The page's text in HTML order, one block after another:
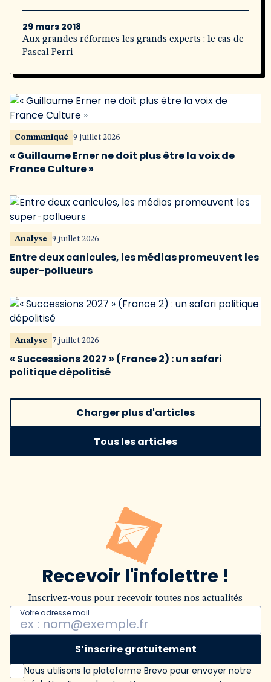
29 mars 2018
Aux grandes réformes les grands experts : le cas de
Pascal Perri
Communiqué 9 juillet 2026
« Guillaume Erner ne doit plus être la voix de
France Culture »
Analyse 9 juillet 2026
Entre deux canicules, les médias promeuvent les
super-pollueurs
Analyse 7 juillet 2026
« Successions 2027 » (France 2) : un safari
politique dépolitisé
Charger plus d'articles
Tous les articles
Recevoir l'infolettre !
Inscrivez-vous pour recevoir toutes nos actualités
Votre adresse mail
S’inscrire gratuitement
Nous utilisons la plateforme Brevo pour envoyer notre